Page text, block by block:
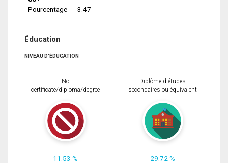
Pourcentage
3.47
Éducation
NIVEAU D'ÉDUCATION
No
certificate/diploma/degree
11.53 %
Diplôme d'études
secondaires ou équivalent
29.72 %